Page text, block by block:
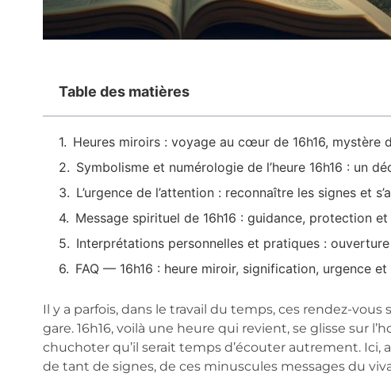
Table des matières
Heures miroirs : voyage au cœur de 16h16, mystère
Symbolisme et numérologie de l’heure 16h16 : un
L’urgence de l’attention : reconnaître les signes et
Message spirituel de 16h16 : guidance, protection
Interprétations personnelles et pratiques :
FAQ — 16h16 : heure miroir, signification, urgence
Il y a parfois, dans le travail du temps, ces rendez-
gare. 16h16, voilà une heure qui revient, se glisse sur
chuchoter qu’il serait temps d’écouter autrement. Ici,
de tant de signes, de ces minuscules messages du